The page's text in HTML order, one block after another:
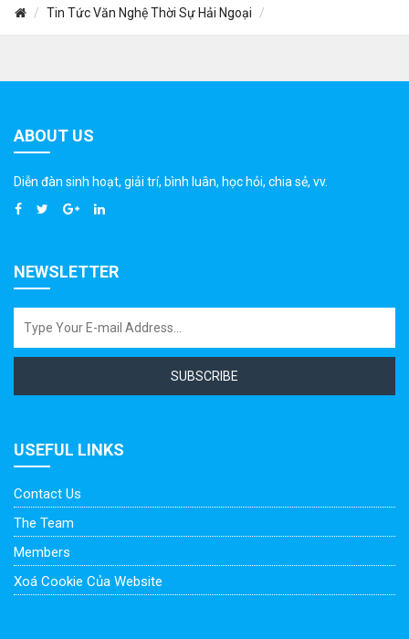
Tin Tức Văn Nghệ Thời Sự Hải Ngoại
ABOUT US
Diễn đàn sinh hoạt, giải trí, bình luân, học hỏi, chia sẻ, vv.
NEWSLETTER
SUBSCRIBE
USEFUL LINKS
Contact Us
The Team
Members
Xoá Cookie Của Website